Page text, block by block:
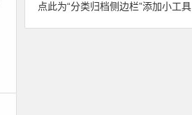
点此为“分类归档侧边栏”添加小工具